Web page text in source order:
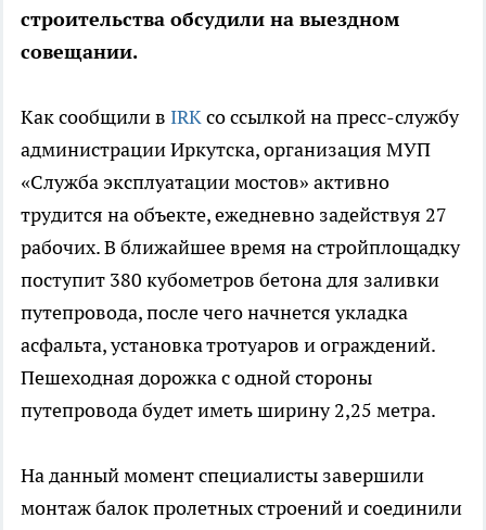
строительства обсудили на выездном
совещании.
Как сообщили в IRKсо ссылкой на пресс-службу
администрации Иркутска, организация МУП
«Служба эксплуатации мостов» активно
трудится на объекте, ежедневно задействуя 27
рабочих. В ближайшее время на стройплощадку
поступит 380 кубометров бетона для заливки
путепровода, после чего начнется укладка
асфальта, установка тротуаров и ограждений.
Пешеходная дорожка с одной стороны
путепровода будет иметь ширину 2,25 метра.
На данный момент специалисты завершили
монтаж балок пролетных строений и соединили